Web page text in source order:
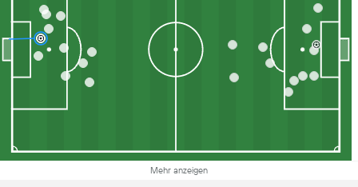
Mehr anzeigen